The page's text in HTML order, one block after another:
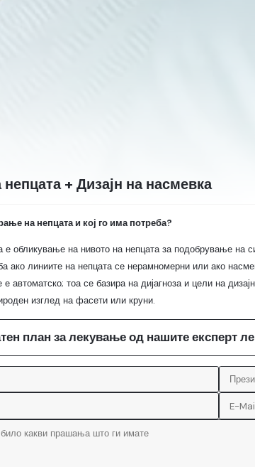
+ Дизајн на насмевка
на непцата и кој го има потреба?
е обликување на нивото на непцата за подобрување на
ако линиите на непцата се нерамномерни или ако
автоматско; тоа се базира на дијагноза и цели на
изглед на фасети или круни.
план за лекување од нашите експерт